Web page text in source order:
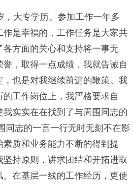
，大专学历。参加工作一年多
是幸福的，工作任务是大家共
各方面的关心和支持将一事无
，取得一点成绩，我就告诫自
，也是对我继续前进的鞭策。我
工作岗位上，我严格要求自
实实在在找到了与周围同志的
同志的一言一行无时无刻不在影
质和业务能力不断的得到提
持原则，讲求团结和开拓进取
在基层一线的工作经历，更使